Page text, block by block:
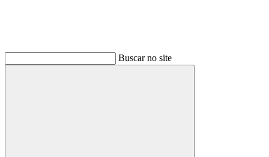
Buscar no site